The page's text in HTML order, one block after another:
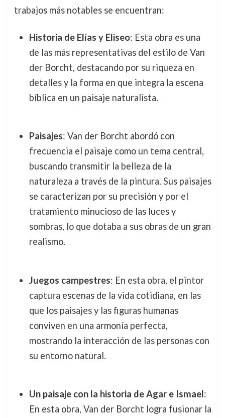
trabajos más notables se encuentran:
Historia de Elías y Eliseo: Esta obra es una
de las más representativas del estilo de Van
der Borcht, destacando por su riqueza en
detalles y la forma en que integra la escena
bíblica en un paisaje naturalista.
Paisajes: Van der Borcht abordó con
frecuencia el paisaje como un tema central,
buscando transmitir la belleza de la
naturaleza a través de la pintura. Sus paisajes
se caracterizan por su precisión y por el
tratamiento minucioso de las luces y
sombras, lo que dotaba a sus obras de un gran
realismo.
Juegos campestres: En esta obra, el pintor
captura escenas de la vida cotidiana, en las
que los paisajes y las figuras humanas
conviven en una armonía perfecta,
mostrando la interacción de las personas con
su entorno natural.
Un paisaje con la historia de Agar e Ismael:
En esta obra, Van der Borcht logra fusionar la